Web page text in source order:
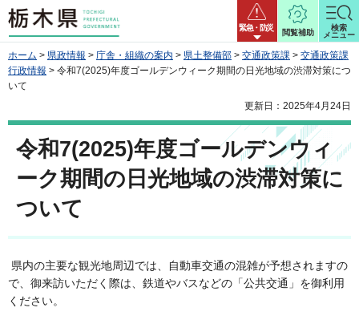
栃木県 緊急・防災
閲覧補助
検索
メニュー
ホーム > 県政情報 > 庁舎・組織の案内 > 県土整備部 > 交通政策課 > 交通政策課
行政情報 > 令和7(2025)年度ゴールデンウィーク期間の日光地域の渋滞対策につ
いて
更新日：2025年4月24日
令和7(2025)年度ゴールデンウィ
ーク期間の日光地域の渋滞対策に
ついて
県内の主要な観光地周辺では、自動車交通の混雑が予想されますの
で、御来訪いただく際は、鉄道やバスなどの「公共交通」を御利用
ください。